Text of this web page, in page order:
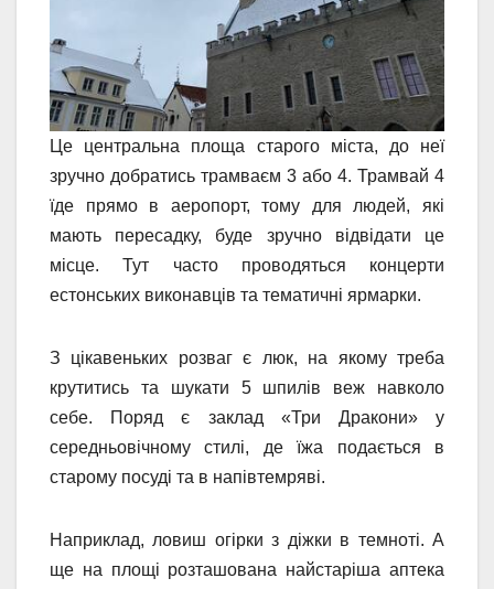
Це центральна площа старого міста, до неї
зручно добратись трамваєм 3 або 4. Трамвай 4
їде прямо в аеропорт, тому для людей, які
мають пересадку, буде зручно відвідати це
місце. Тут часто проводяться концерти
естонських виконавців та тематичні ярмарки.
З цікавеньких розваг є люк, на якому треба
крутитись та шукати 5 шпилів веж навколо
себе. Поряд є заклад «Три Дракони» у
середньовічному стилі, де їжа подається в
старому посуді та в напівтемряві.
Наприклад, ловиш огірки з діжки в темноті. А
ще на площі розташована найстаріша аптека